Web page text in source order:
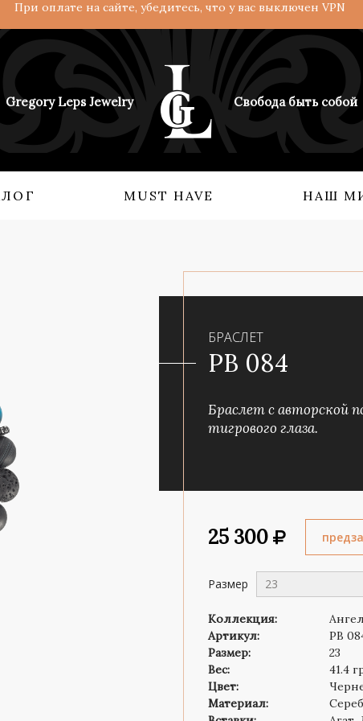
При оплате на сайте, убедитесь, что у вас выключен VPN
Gregory Leps Jewelry Свобода быть собой
Взгляд с востока
Мифология силы
Символ веры
MUST HAVE НАШ
БРАСЛЕТ
PB 084
Браслет с авторской
тигрового глаза.
25 300
Размер 23
Коллекция:
Артикул:
PB
Размер:
23
Вес:
41.4
Цвет:
Материал: